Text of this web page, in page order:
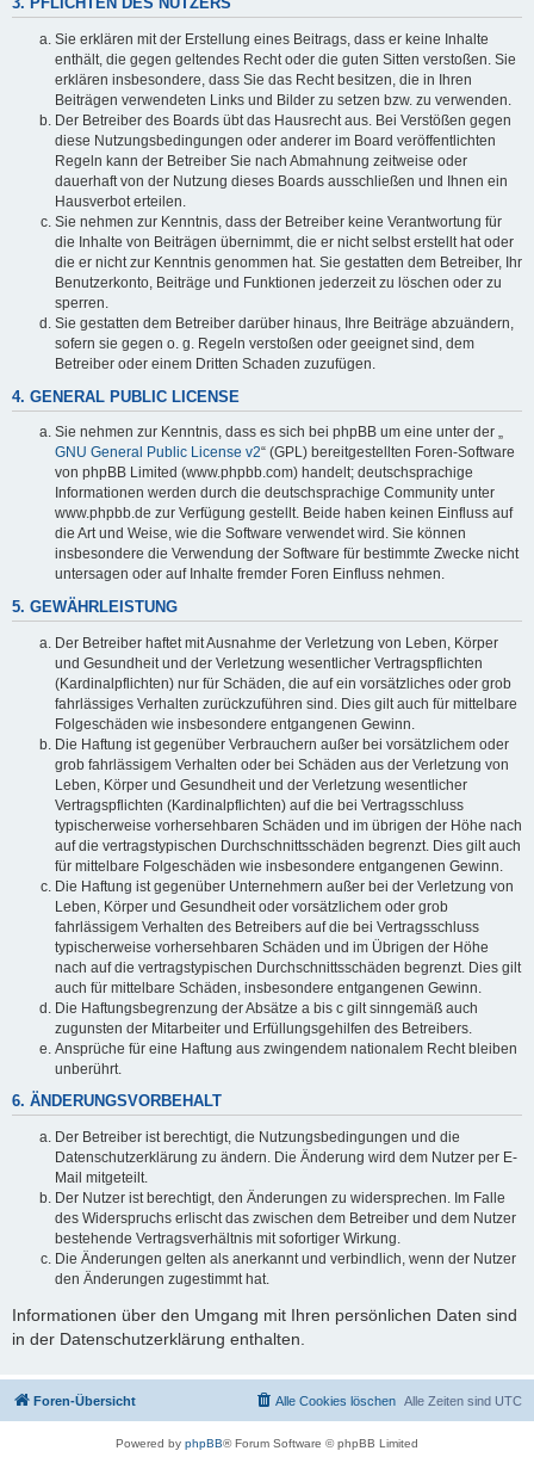
3. PFLICHTEN DES NUTZERS
Sie erklären mit der Erstellung eines Beitrags, dass er keine Inhalte
enthält, die gegen geltendes Recht oder die guten Sitten verstoßen. Sie
erklären insbesondere, dass Sie das Recht besitzen, die in Ihren
Beiträgen verwendeten Links und Bilder zu setzen bzw. zu verwenden.
Der Betreiber des Boards übt das Hausrecht aus. Bei Verstößen gegen
diese Nutzungsbedingungen oder anderer im Board veröffentlichten
Regeln kann der Betreiber Sie nach Abmahnung zeitweise oder
dauerhaft von der Nutzung dieses Boards ausschließen und Ihnen ein
Hausverbot erteilen.
Sie nehmen zur Kenntnis, dass der Betreiber keine Verantwortung für
die Inhalte von Beiträgen übernimmt, die er nicht selbst erstellt hat oder
die er nicht zur Kenntnis genommen hat. Sie gestatten dem Betreiber, Ihr
Benutzerkonto, Beiträge und Funktionen jederzeit zu löschen oder zu
sperren.
Sie gestatten dem Betreiber darüber hinaus, Ihre Beiträge abzuändern,
sofern sie gegen o. g. Regeln verstoßen oder geeignet sind, dem
Betreiber oder einem Dritten Schaden zuzufügen.
4. GENERAL PUBLIC LICENSE
Sie nehmen zur Kenntnis, dass es sich bei phpBB um eine unter der „
GNU General Public License v2“ (GPL) bereitgestellten Foren-Software
von phpBB Limited (www.phpbb.com) handelt; deutschsprachige
Informationen werden durch die deutschsprachige Community unter
www.phpbb.de zur Verfügung gestellt. Beide haben keinen Einfluss auf
die Art und Weise, wie die Software verwendet wird. Sie können
insbesondere die Verwendung der Software für bestimmte Zwecke nicht
untersagen oder auf Inhalte fremder Foren Einfluss nehmen.
5. GEWÄHRLEISTUNG
Der Betreiber haftet mit Ausnahme der Verletzung von Leben, Körper
und Gesundheit und der Verletzung wesentlicher Vertragspflichten
(Kardinalpflichten) nur für Schäden, die auf ein vorsätzliches oder grob
fahrlässiges Verhalten zurückzuführen sind. Dies gilt auch für mittelbare
Folgeschäden wie insbesondere entgangenen Gewinn.
Die Haftung ist gegenüber Verbrauchern außer bei vorsätzlichem oder
grob fahrlässigem Verhalten oder bei Schäden aus der Verletzung von
Leben, Körper und Gesundheit und der Verletzung wesentlicher
Vertragspflichten (Kardinalpflichten) auf die bei Vertragsschluss
typischerweise vorhersehbaren Schäden und im übrigen der Höhe nach
auf die vertragstypischen Durchschnittsschäden begrenzt. Dies gilt auch
für mittelbare Folgeschäden wie insbesondere entgangenen Gewinn.
Die Haftung ist gegenüber Unternehmern außer bei der Verletzung von
Leben, Körper und Gesundheit oder vorsätzlichem oder grob
fahrlässigem Verhalten des Betreibers auf die bei Vertragsschluss
typischerweise vorhersehbaren Schäden und im Übrigen der Höhe
nach auf die vertragstypischen Durchschnittsschäden begrenzt. Dies gilt
auch für mittelbare Schäden, insbesondere entgangenen Gewinn.
Die Haftungsbegrenzung der Absätze a bis c gilt sinngemäß auch
zugunsten der Mitarbeiter und Erfüllungsgehilfen des Betreibers.
Ansprüche für eine Haftung aus zwingendem nationalem Recht bleiben
unberührt.
6. ÄNDERUNGSVORBEHALT
Der Betreiber ist berechtigt, die Nutzungsbedingungen und die
Datenschutzerklärung zu ändern. Die Änderung wird dem Nutzer per E-
Mail mitgeteilt.
Der Nutzer ist berechtigt, den Änderungen zu widersprechen. Im Falle
des Widerspruchs erlischt das zwischen dem Betreiber und dem Nutzer
bestehende Vertragsverhältnis mit sofortiger Wirkung.
Die Änderungen gelten als anerkannt und verbindlich, wenn der Nutzer
den Änderungen zugestimmt hat.
Informationen über den Umgang mit Ihren persönlichen Daten sind
in der Datenschutzerklärung enthalten.
Foren-Übersicht Alle Zeiten sind UTC
Alle Cookies löschen
Powered by phpBB® Forum Software © phpBB Limited